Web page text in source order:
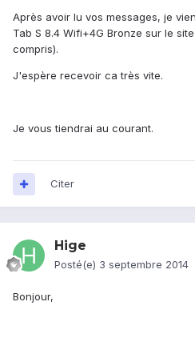
Après avoir lu vos messages, je
Tab S 8.4 Wifi+4G Bronze sur le
compris).
J'espère recevoir ca très vite.
Je vous tiendrai au courant.
Citer
Hige
Posté(e) 3 septembre 2014
Bonjour,